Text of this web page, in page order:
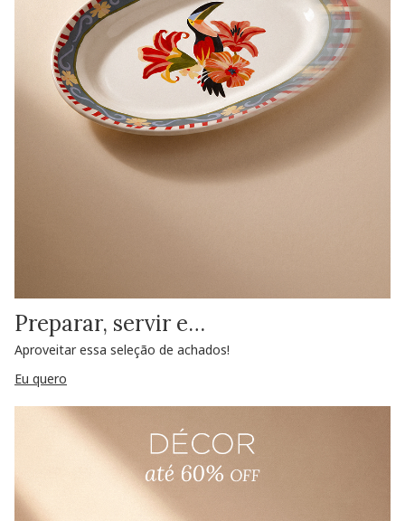
Preparar, servir e…
Aproveitar essa seleção de achados!
Eu quero